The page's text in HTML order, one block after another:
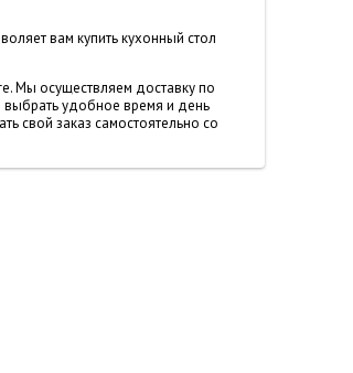
вам купить кухонный стол
Мы осуществляем доставку по
выбрать удобное время и день
свой заказ самостоятельно со